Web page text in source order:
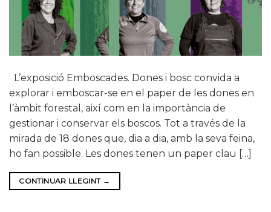
L’exposició Emboscades. Dones i bosc convida a
explorar i emboscar-se en el paper de les dones en
l’àmbit forestal, així com en la importància de
gestionar i conservar els boscos. Tot a través de la
mirada de 18 dones que, dia a dia, amb la seva feina,
ho fan possible. Les dones tenen un paper clau […]
CONTINUAR LLEGINT →